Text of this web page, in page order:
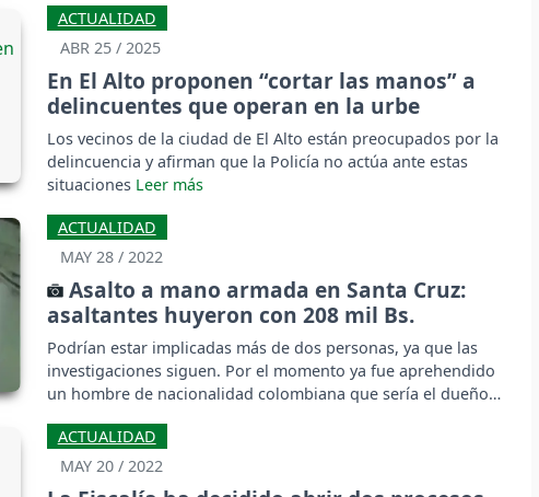
ACTUALIDAD
ABR 25 / 2025
En El Alto proponen “cortar las manos” a
delincuentes que operan en la urbe
Los vecinos de la ciudad de El Alto están preocupados por la
delincuencia y afirman que la Policía no actúa ante estas
situaciones
ACTUALIDAD
MAY 28 / 2022
Asalto a mano armada en Santa Cruz:
asaltantes huyeron con 208 mil Bs.
Podrían estar implicadas más de dos personas, ya que las
investigaciones siguen. Por el momento ya fue aprehendido
un hombre de nacionalidad colombiana que sería el dueño
ACTUALIDAD
MAY 20 / 2022